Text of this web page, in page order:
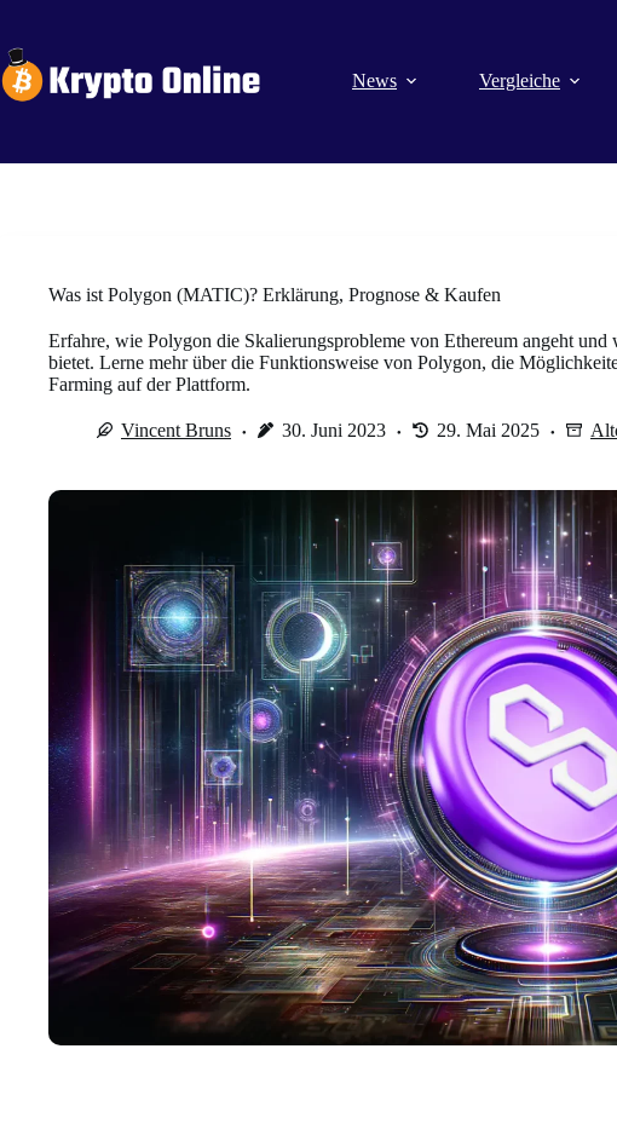
springen
News
Vergleiche
Was ist Polygon (MATIC)? Erklärung, Prognose & Kaufen
Erfahre, wie Polygon die Skalierungsprobleme von Ethereum angeht
bietet. Lerne mehr über die Funktionsweise von Polygon, die
Farming auf der Plattform.
Vincent Bruns 30. Juni 2023 29. Mai 2025